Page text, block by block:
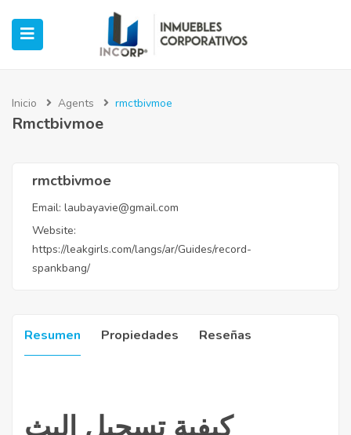
(Industrial)
(Casos de Éxito)
Inicio Agents rmctbivmoe
Rmctbivmoe
rmctbivmoe
Email: laubayavie@gmail.com
Website:
https://leakgirls.com/langs/ar/Guides/record-
spankbang/
Resumen Propiedades Reseñas